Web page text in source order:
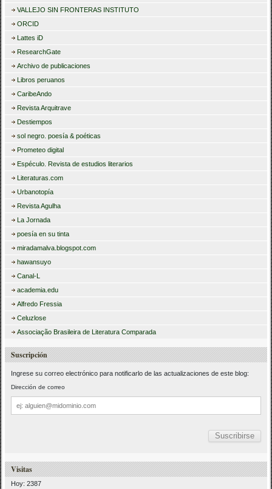
VALLEJO SIN FRONTERAS INSTITUTO
ORCID
Lattes iD
ResearchGate
Archivo de publicaciones
Libros peruanos
CaribeAndo
Revista Arquitrave
Destiempos
sol negro. poesía & poéticas
Prometeo digital
Espéculo. Revista de estudios literarios
Literaturas.com
Urbanotopía
Revista Agulha
La Jornada
poesía en su tinta
miradamalva.blogspot.com
hawansuyo
Canal-L
academia.edu
Alfredo Fressia
Celuzlose
Associação Brasileira de Literatura Comparada
Suscripción
Ingrese su correo electrónico para notificarlo de las actualizaciones de este blog:
Dirección de correo
Dirección
de
correo
Visitas
Hoy: 2387